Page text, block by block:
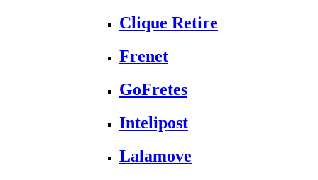
Clique Retire
Frenet
GoFretes
Intelipost
Lalamove